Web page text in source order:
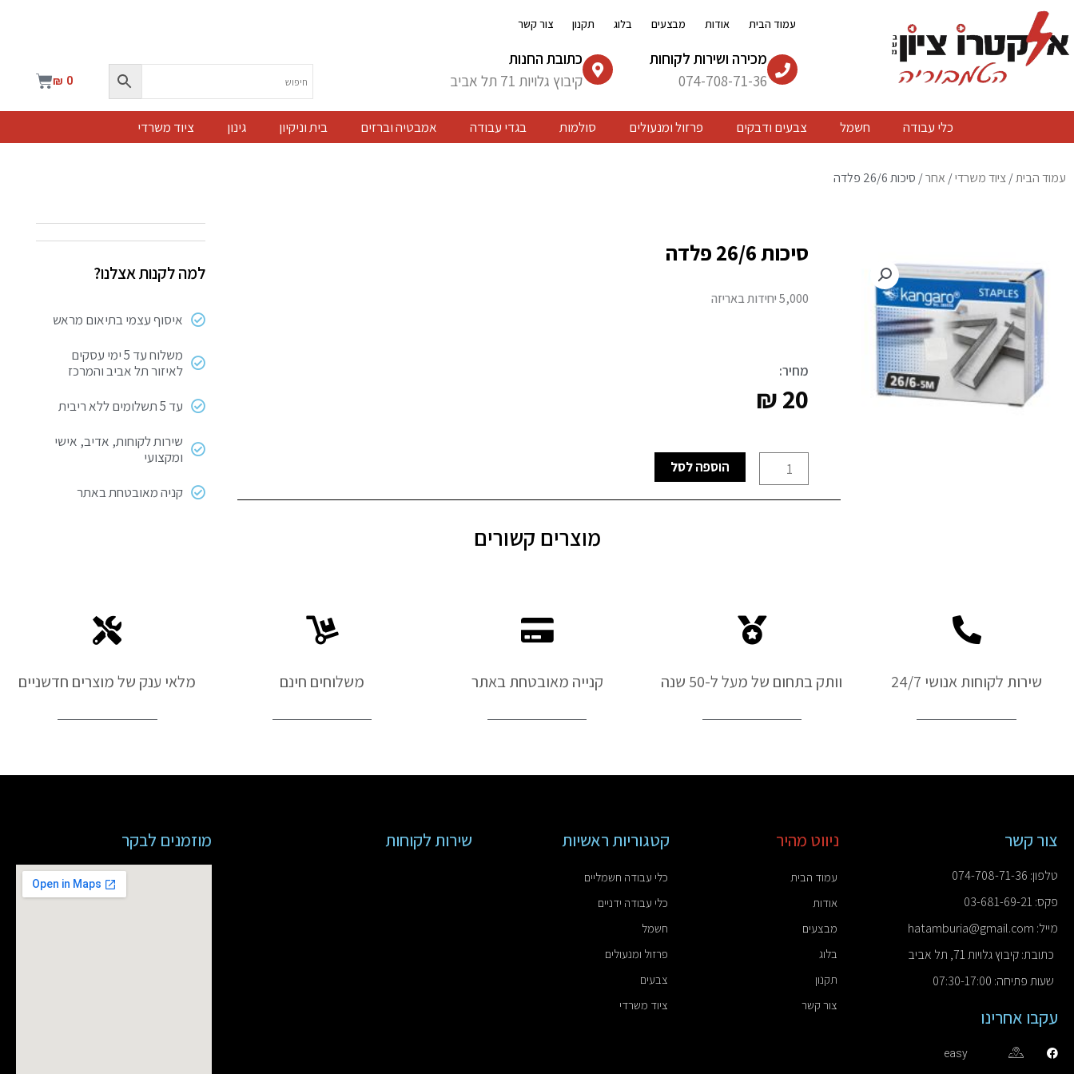
לתוכן
עמוד הבית אודות מבצעים בלוג תקנון צור קשר
מכירה ושירות לקוחות
074-708-71-36
כתובת החנות
קיבוץ גלויות 71 תל אביב
₪ 0
עגלת
כלי עבודה חשמל צבעים ודבקים פרזול ומנעולים סולמות בגדי עבודה אמבטיה וברזים בית וניקיון גינון ציוד משרדי
עמוד הבית/ציוד משרדי/ אחר/ סיכות 26/6 פלדה
סיכות 26/6 פלדה
5,000 יחידות באריזה
מחיר:
₪20
כמות
של
הוספה לסל
למה לקנות אצלנו?
איסוף עצמי בתיאום מראש
משלוח עד 5 ימי עסקים
לאיזור תל אביב והמרכז
עד 5 תשלומים ללא ריבית
שירות לקוחות, אדיב, אישי
ומקצועי
קניה מאובטחת באתר
מוצרים קשורים
שירות לקוחות אנושי 24/7 וותק בתחום של מעל ל-50 שנה קנייה מאובטחת באתר משלוחים חינם מלאי ענק של מוצרים חדשניים
צור קשר
טלפון: 074-708-71-36
פקס: 03-681-69-21
מייל: hatamburia@gmail.com
כתובת: קיבוץ גלויות 71, תל אביב
שעות פתיחה: 07:30-17:00
עקבו אחרינו
easy
ניווט מהיר
עמוד הבית
אודות
מבצעים
בלוג
תקנון
צור קשר
קטגוריות ראשיות
כלי עבודה חשמליים
כלי עבודה ידניים
חשמל
פרזול ומנעולים
צבעים
ציוד משרדי
שירות לקוחות מוזמנים לבקר